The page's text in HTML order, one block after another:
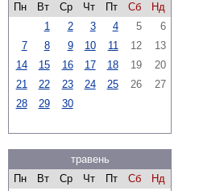
Пн
Вт Ср Чт Пт Сб
Нд
1
2 3 4 5
6
7
8 9 10 11 12
13
14
15 16 17 18 19
20
21
22 23 24 25 26
27
28
29 30
травень
Пн
Вт Ср Чт Пт Сб
Нд